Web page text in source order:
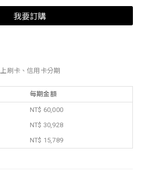
我要訂購
刷卡、信用卡分期
每期金額
NT$ 60,000
NT$ 30,928
NT$ 15,789